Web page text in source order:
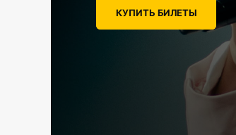
КУПИТЬ БИЛЕТЫ